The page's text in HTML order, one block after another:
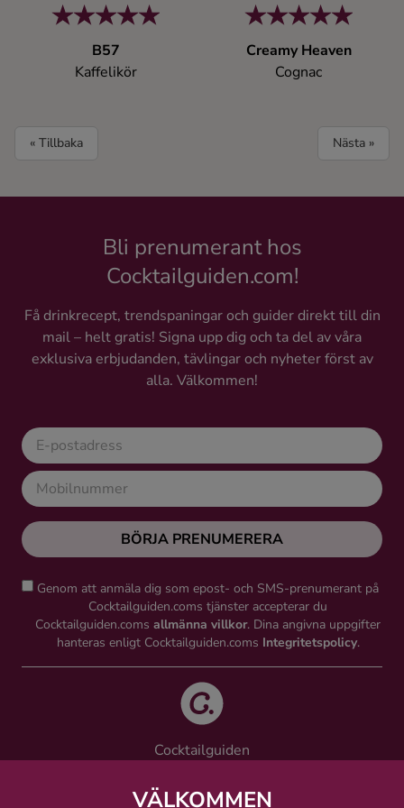
VÄLKOMMEN
B57
Kaffelikör
Creamy Heaven
Cognac
« Tillbaka Nästa »
Bli prenumerant hos
Cocktailguiden.com!
Få drinkrecept, trendspaningar och guider direkt till din
mail – helt gratis! Signa upp dig och ta del av våra
exklusiva erbjudanden, tävlingar och nyheter först av
alla. Välkommen!
BÖRJA PRENUMERERA
Genom att anmäla dig som epost- och SMS-prenumerant på
Cocktailguiden.coms tjänster accepterar du
Cocktailguiden.coms allmänna villkor. Dina angivna uppgifter
hanteras enligt Cocktailguiden.coms Integritetspolicy.
Cocktailguiden
Västra Järnvägsgatan 21, 111 64 Stockholm